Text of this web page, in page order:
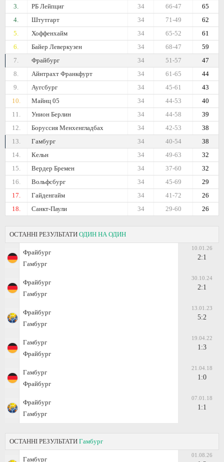
3.
РБ Лейпциг 65
66-47
34
4.
Штутгарт 62
71-49
34
5.
Хоффенхайм 61
65-52
34
6.
Байер Леверкузен 59
68-47
34
7.
Фрайбург 47
51-57
34
8.
Айнтрахт Франкфурт 44
61-65
34
9.
Аугсбург 43
45-61
34
10.
Майнц 05 40
44-53
34
11.
Унион Берлин 39
44-58
34
12.
Боруссия Менхенгладбах 38
42-53
34
13.
Гамбург 38
40-54
34
14.
Кельн 32
49-63
34
15.
Вердер Бремен 32
37-60
34
16.
Вольфсбург 29
45-69
34
17.
Гайденгайм 26
41-72
34
18.
Санкт-Паули 26
29-60
34
ОСТАННІ РЕЗУЛЬТАТИ ОДИН НА ОДИН
Фрайбург
Гамбург
10.01.26
2:1
Фрайбург
Гамбург
30.10.24
2:1
Фрайбург
Гамбург
13.01.23
5:2
Гамбург
Фрайбург
19.04.22
1:3
Гамбург
Фрайбург
21.04.18
1:0
Фрайбург
Гамбург
07.01.18
1:1
ОСТАННІ РЕЗУЛЬТАТИ Гамбург
Гамбург
01.08.26